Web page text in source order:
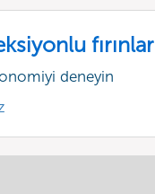
fırınlar
deneyin